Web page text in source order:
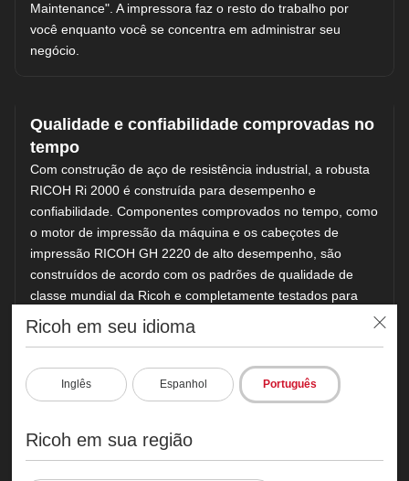
Ricoh em seu idioma
Inglês Espanhol Português
Ricoh em sua região
Maintenance". A impressora faz o resto do trabalho por
você enquanto você se concentra em administrar seu
negócio.
Qualidade e confiabilidade comprovadas no
tempo
Com construção de aço de resistência industrial, a robusta
RICOH Ri 2000 é construída para desempenho e
confiabilidade. Componentes comprovados no tempo, como
o motor de impressão da máquina e os cabeçotes de
impressão RICOH GH 2220 de alto desempenho, são
construídos de acordo com os padrões de qualidade de
classe mundial da Ricoh e completamente testados para
fornecer impressões rápidas, precisas e por muitos anos.
Precisa de mais informações?
atender sua empresa.